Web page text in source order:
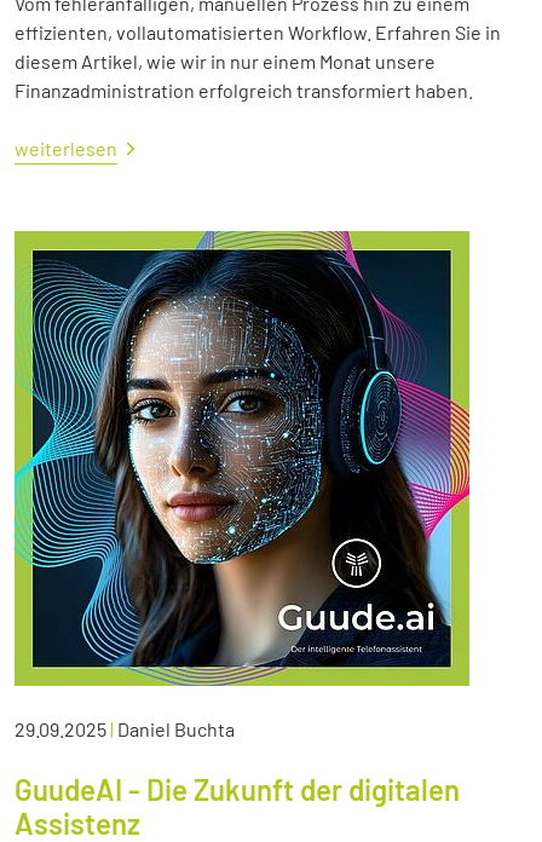
effizienten, vollautomatisierten Workflow. Erfahren Sie in
diesem Artikel, wie wir in nur einem Monat unsere
Finanzadministration erfolgreich transformiert haben.
weiterlesen
29.09.2025| Daniel Buchta
GuudeAI - Die Zukunft der digitalen
Assistenz